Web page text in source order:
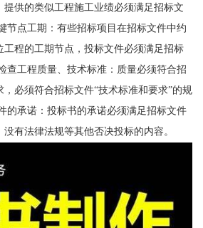
供的类似工程施工业绩必须满足招标文
节点工期：有些招标项目在招标文件中约
工程的工期节点，投标文件必须满足招标
查工程质量、技术标准：质量必须符合招
必须符合招标文件“技术标准和要求”的规
的承诺：投标书的承诺必须满足招标文件
有法律法规等其他否决投标的内容。